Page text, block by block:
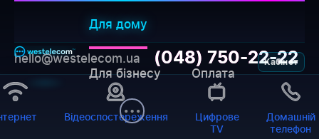
Для дому
Для бізнесу Оплата
Кабінет
hello@westelecom.ua (048) 750-22-22
Відеоспостереження
Цифрове
TV
Домашній
телефон